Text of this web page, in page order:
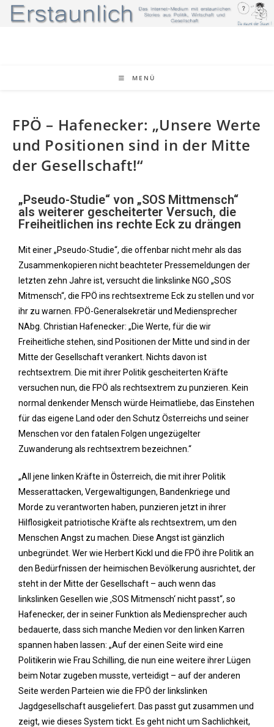
MENÜ
FPÖ – Hafenecker: „Unsere Werte
und Positionen sind in der Mitte
der Gesellschaft!“
„Pseudo-Studie“ von „SOS Mittmensch“
als weiterer gescheiterter Versuch, die
Freiheitlichen ins rechte Eck zu drängen
Mit einer „Pseudo-Studie“, die offenbar nicht mehr als das
Zusammenkopieren nicht beachteter Pressemeldungen der
letzten zehn Jahre ist, versucht die linkslinke NGO „SOS
Mitmensch“, die FPÖ ins rechtsextreme Eck zu stellen und vor
ihr zu warnen. FPÖ-Generalsekretär und Mediensprecher
NAbg. Christian Hafenecker: „Die Werte, für die wir
Freiheitliche stehen, sind Positionen der Mitte und sind in der
Mitte der Gesellschaft verankert. Nichts davon ist
rechtsextrem. Die mit ihrer Politik gescheiterten Kräfte
versuchen nun, die FPÖ als rechtsextrem zu punzieren. Kein
normal denkender Mensch würde Heimatliebe, das Einstehen
für das eigene Land oder den Schutz Österreichs und seiner
Menschen vor den fatalen Folgen ungezügelter
Zuwanderung als rechtsextrem bezeichnen.“
„All jene linken Kräfte in Österreich, die mit ihrer Politik
Messerattacken, Vergewaltigungen, Bandenkriege und
Morde zu verantworten haben, punzieren jetzt in ihrer
Hilflosigkeit patriotische Kräfte als rechtsextrem, um den
Menschen Angst zu machen. Diese Angst ist gänzlich
unbegründet. Wer wie Herbert Kickl und die FPÖ ihre Politik an
den Bedürfnissen der heimischen Bevölkerung ausrichtet, der
steht in der Mitte der Gesellschaft – auch wenn das
linkslinken Gesellen wie ‚SOS Mitmensch‘ nicht passt“, so
Hafenecker, der in seiner Funktion als Mediensprecher auch
bedauerte, dass sich manche Medien vor den linken Karren
spannen haben lassen: „Auf der einen Seite wird eine
Politikerin wie Frau Schilling, die nun eine weitere ihrer Lügen
beim Notar zugeben musste, verteidigt – auf der anderen
Seite werden Parteien wie die FPÖ der linkslinken
Jagdgesellschaft ausgeliefert. Das passt gut zusammen und
zeigt, wie dieses System tickt. Es geht nicht um Sachlichkeit,